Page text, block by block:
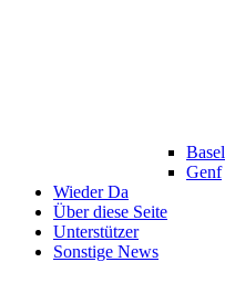
Basel
Genf
Wieder Da
Über diese Seite
Unterstützer
Sonstige News